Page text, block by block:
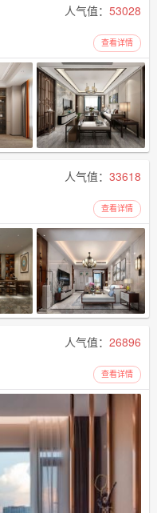
人气值： 53028
查看详情
人气值： 33618
查看详情
人气值： 26896
查看详情